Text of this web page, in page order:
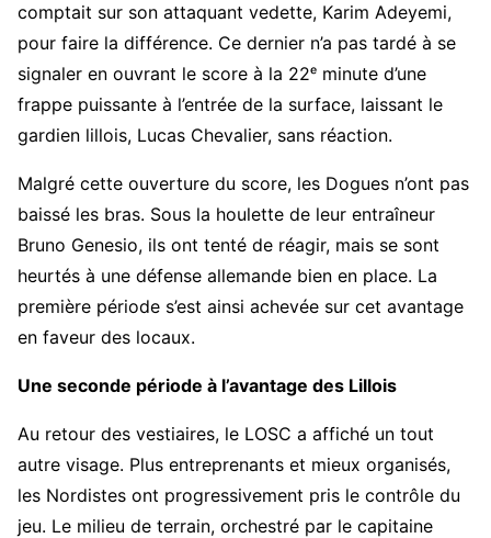
comptait sur son attaquant vedette, Karim Adeyemi,
pour faire la différence. Ce dernier n’a pas tardé à se
signaler en ouvrant le score à la 22ᵉ minute d’une
frappe puissante à l’entrée de la surface, laissant le
gardien lillois, Lucas Chevalier, sans réaction.
Malgré cette ouverture du score, les Dogues n’ont pas
baissé les bras. Sous la houlette de leur entraîneur
Bruno Genesio, ils ont tenté de réagir, mais se sont
heurtés à une défense allemande bien en place. La
première période s’est ainsi achevée sur cet avantage
en faveur des locaux.
Une seconde période à l’avantage des Lillois
Au retour des vestiaires, le LOSC a affiché un tout
autre visage. Plus entreprenants et mieux organisés,
les Nordistes ont progressivement pris le contrôle du
jeu. Le milieu de terrain, orchestré par le capitaine